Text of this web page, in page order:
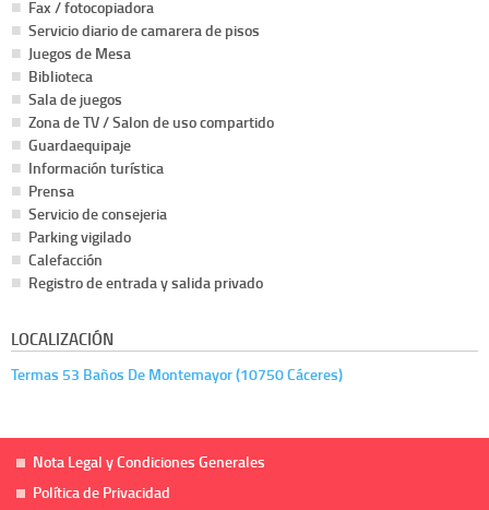
Fax / fotocopiadora
Servicio diario de camarera de pisos
Juegos de Mesa
Biblioteca
Sala de juegos
Zona de TV / Salon de uso compartido
Guardaequipaje
Información turística
Prensa
Servicio de consejeria
Parking vigilado
Calefacción
Registro de entrada y salida privado
LOCALIZACIÓN
Termas 53 Baños De Montemayor (10750 Cáceres)
Nota Legal y Condiciones Generales
Política de Privacidad